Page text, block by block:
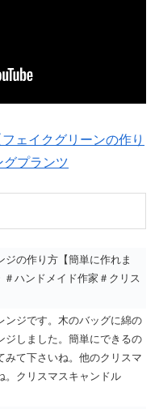
ェイクグリーンの作り
プランツ
の作り方【簡単に作れま
ハンドメイド作家＃クリス
ンジです。木のバッグに綿の
ジしました。簡単にできるの
みて下さいね。他のクリスマ
。クリスマスキャンドル